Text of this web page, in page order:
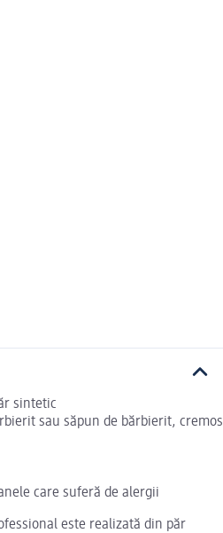
sintetic
sau săpun de bărbierit, cremos
care suferă de alergii
este realizată din păr